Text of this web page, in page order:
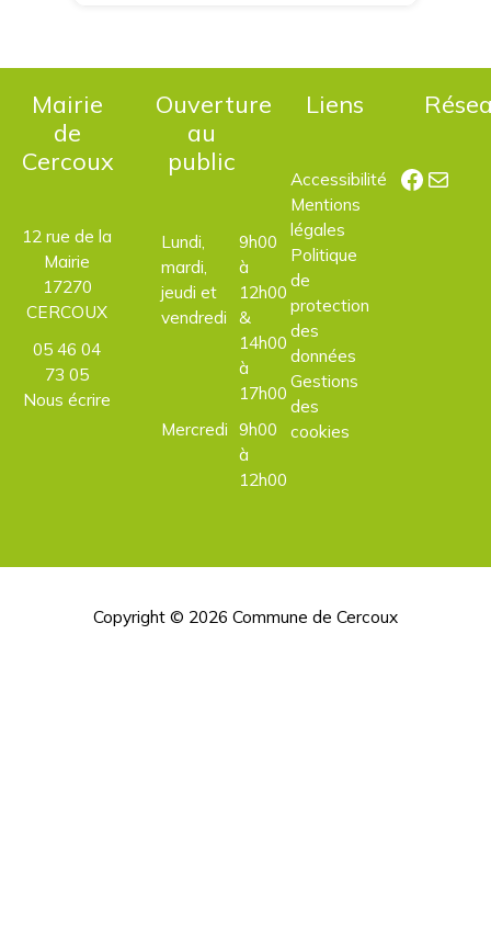
Mairie
de
Cercoux
12 rue de la
Mairie
17270
CERCOUX
05 46 04
73 05
Nous écrire
Ouverture
au
public
Lundi,
mardi,
jeudi et
vendredi
9h00
à
12h00
&
14h00
à
17h00
Mercredi 9h00
à
12h00
Liens
Accessibilité
Mentions
légales
Politique
de
protection
des
données
Gestions
des
cookies
E-mail
Copyright © 2026 Commune de Cercoux